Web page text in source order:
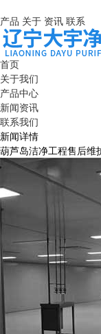
产品 关于 资讯 联系
首页
关于我们
产品中心
新闻资讯
联系我们
新闻详情
葫芦岛洁净工程售后维